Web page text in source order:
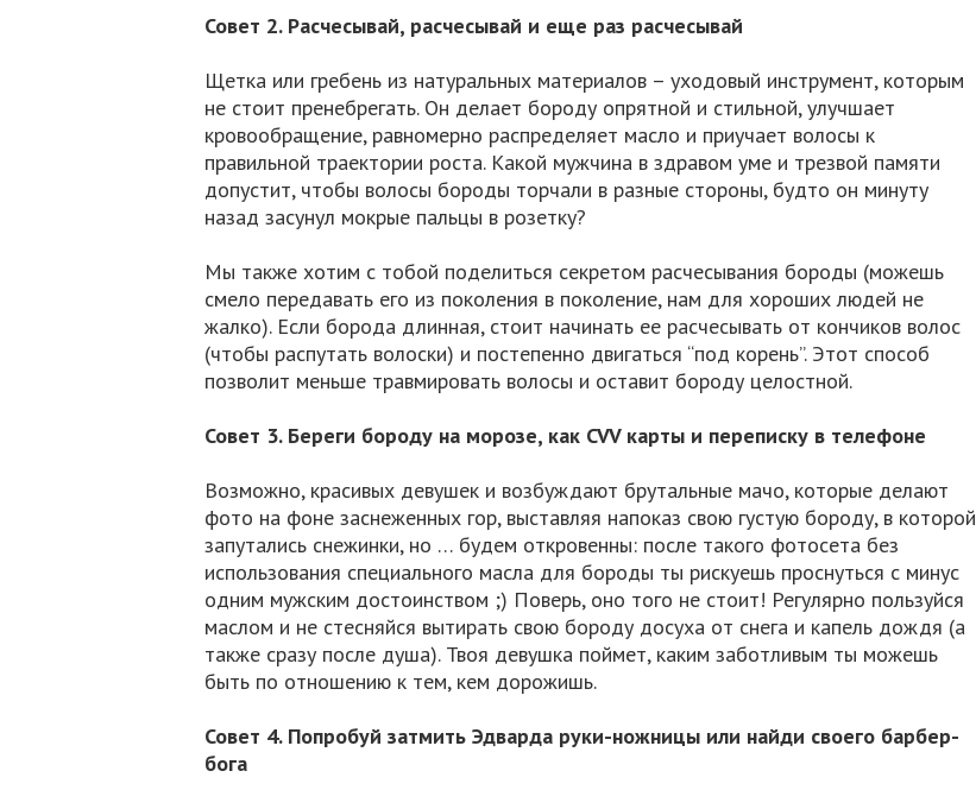
Совет 2. Расчесывай, расчесывай и еще раз расчесывай
Щетка или гребень из натуральных материалов – уходовый инструмент, которым
не стоит пренебрегать. Он делает бороду опрятной и стильной, улучшает
кровообращение, равномерно распределяет масло и приучает волосы к
правильной траектории роста. Какой мужчина в здравом уме и трезвой памяти
допустит, чтобы волосы бороды торчали в разные стороны, будто он минуту
назад засунул мокрые пальцы в розетку?
Мы также хотим с тобой поделиться секретом расчесывания бороды (можешь
смело передавать его из поколения в поколение, нам для хороших людей не
жалко). Если борода длинная, стоит начинать ее расчесывать от кончиков волос
(чтобы распутать волоски) и постепенно двигаться “под корень”. Этот способ
позволит меньше травмировать волосы и оставит бороду целостной.
Совет 3. Береги бороду на морозе, как CVV карты и переписку в телефоне
Возможно, красивых девушек и возбуждают брутальные мачо, которые делают
фото на фоне заснеженных гор, выставляя напоказ свою густую бороду, в которой
запутались снежинки, но … будем откровенны: после такого фотосета без
использования специального масла для бороды ты рискуешь проснуться с минус
одним мужским достоинством ;) Поверь, оно того не стоит! Регулярно пользуйся
маслом и не стесняйся вытирать свою бороду досуха от снега и капель дождя (а
также сразу после душа). Твоя девушка поймет, каким заботливым ты можешь
быть по отношению к тем, кем дорожишь.
Совет 4. Попробуй затмить Эдварда руки-ножницы или найди своего барбер-
бога